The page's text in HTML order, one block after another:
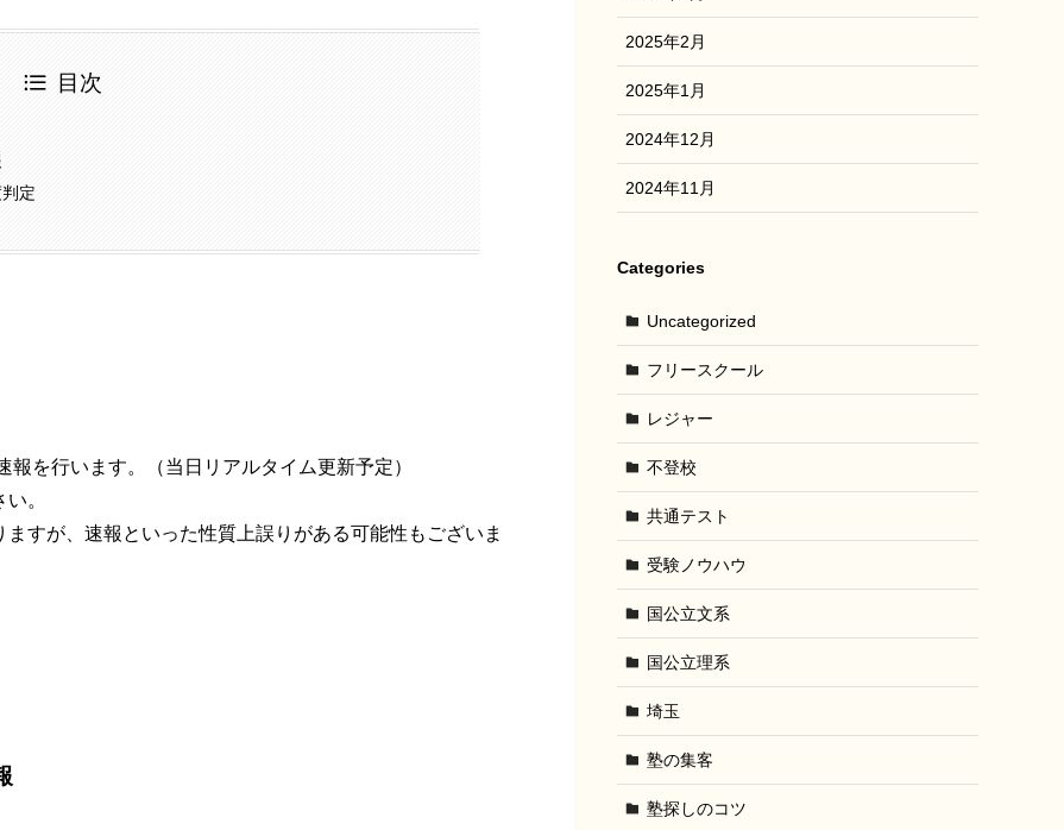
目次
定
を行います。（当日リアルタイム更新予定）
。
すが、速報といった性質上誤りがある可能性もございま
2025年2月
2025年1月
2024年12月
2024年11月
Categories
Uncategorized
フリースクール
レジャー
不登校
共通テスト
受験ノウハウ
国公立文系
国公立理系
埼玉
塾の集客
塾探しのコツ